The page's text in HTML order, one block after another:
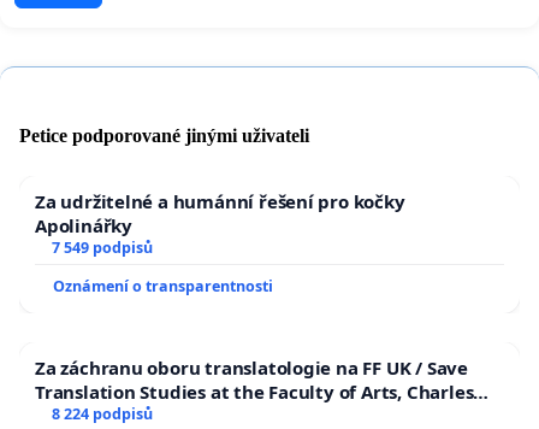
Petice podporované jinými uživateli
Za udržitelné a humánní řešení pro kočky
Apolinářky
7 549 podpisů
Oznámení o transparentnosti
Za záchranu oboru translatologie na FF UK / Save
Translation Studies at the Faculty of Arts, Charles
University
8 224 podpisů